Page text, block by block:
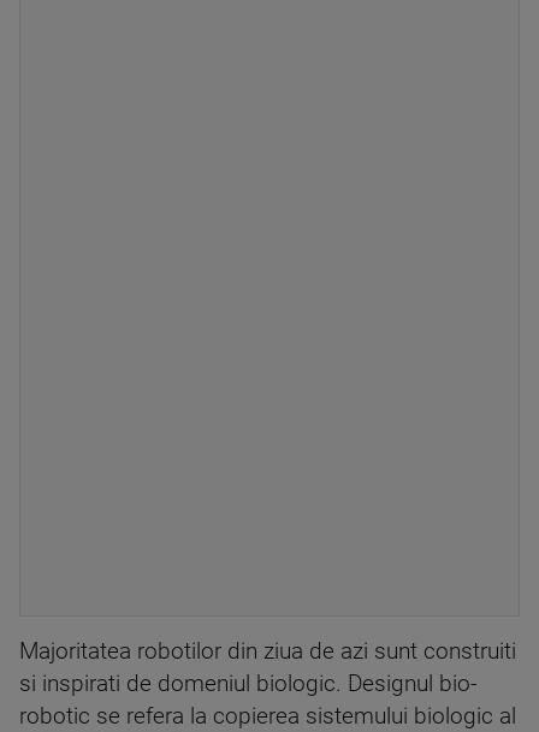
Majoritatea robotilor din ziua de azi sunt construiti
si inspirati de domeniul biologic. Designul bio-
robotic se refera la copierea sistemului biologic al